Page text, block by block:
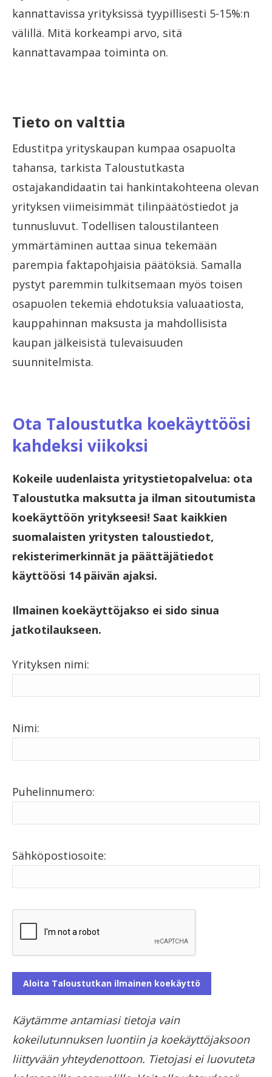
kannattavissa yrityksissä tyypillisesti 5-15%:n
välillä. Mitä korkeampi arvo, sitä
kannattavampaa toiminta on.
Tieto on valttia
Edustitpa yrityskaupan kumpaa osapuolta
tahansa, tarkista Taloustutkasta
ostajakandidaatin tai hankintakohteena olevan
yrityksen viimeisimmät tilinpäätöstiedot ja
tunnusluvut. Todellisen taloustilanteen
ymmärtäminen auttaa sinua tekemään
parempia faktapohjaisia päätöksiä. Samalla
pystyt paremmin tulkitsemaan myös toisen
osapuolen tekemiä ehdotuksia valuaatiosta,
kauppahinnan maksusta ja mahdollisista
kaupan jälkeisistä tulevaisuuden
suunnitelmista.
Ota Taloustutka koekäyttöösi
kahdeksi viikoksi
Kokeile uudenlaista yritystietopalvelua: ota
Taloustutka maksutta ja ilman sitoutumista
koekäyttöön yritykseesi! Saat kaikkien
suomalaisten yritysten taloustiedot,
rekisterimerkinnät ja päättäjätiedot
käyttöösi 14 päivän ajaksi.
Ilmainen koekäyttöjakso ei sido sinua
jatkotilaukseen.
Yrityksen nimi:
Nimi:
Puhelinnumero:
Sähköpostiosoite:
Käytämme antamiasi tietoja vain
kokeilutunnuksen luontiin ja koekäyttöjaksoon
liittyvään yhteydenottoon. Tietojasi ei luovuteta